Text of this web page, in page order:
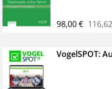
98,00 €
VogelSPOT: